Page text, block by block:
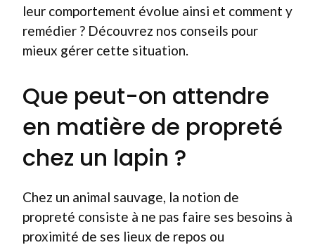
leur comportement évolue ainsi et comment y
remédier ? Découvrez nos conseils pour
mieux gérer cette situation.
Que peut-on attendre
en matière de propreté
chez un lapin ?
Chez un animal sauvage, la notion de
propreté consiste à ne pas faire ses besoins à
proximité de ses lieux de repos ou